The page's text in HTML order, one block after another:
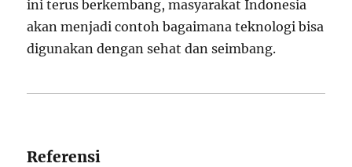
ini terus berkembang, masyarakat Indonesia
akan menjadi contoh bagaimana teknologi bisa
digunakan dengan sehat dan seimbang.
Referensi